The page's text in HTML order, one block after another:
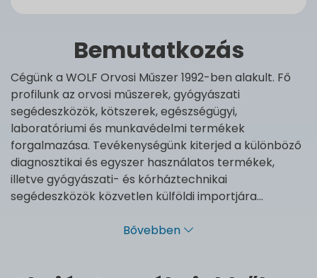
Bemutatkozás
Cégünk a WOLF Orvosi Műszer 1992-ben alakult. Fő
profilunk az orvosi műszerek, gyógyászati
segédeszközök, kötszerek, egészségügyi,
laboratóriumi és munkavédelmi termékek
forgalmazása. Tevékenységünk kiterjed a különböző
diagnosztikai és egyszer használatos termékek,
illetve gyógyászati- és kórháztechnikai
segédeszközök közvetlen külföldi importjára...
Bővebben